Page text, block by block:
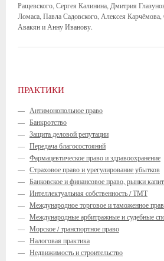
Ращевского, Сергея Калинина, Дмитрия
Ломаса, Павла Садовского, Алексея
Авакян и Анну Иванову.
ПРАКТИКИ
— Антимонопольное право
— Банкротство
— Защита деловой репутации
— Передача благосостояний
— Фармацевтическое право и здравоохранение
— Страховое право и урегулирование убытков
— Банковское и финансовое право, рынки
— Интеллектуальная собственность / ТМТ
— Международное торговое и таможенное
— Международные арбитражные и судебные
— Морское / транспортное право
— Налоговая практика
— Недвижимость и строительство